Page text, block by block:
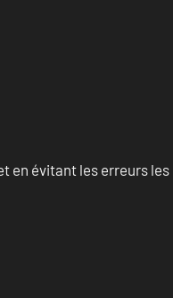
en évitant les erreurs